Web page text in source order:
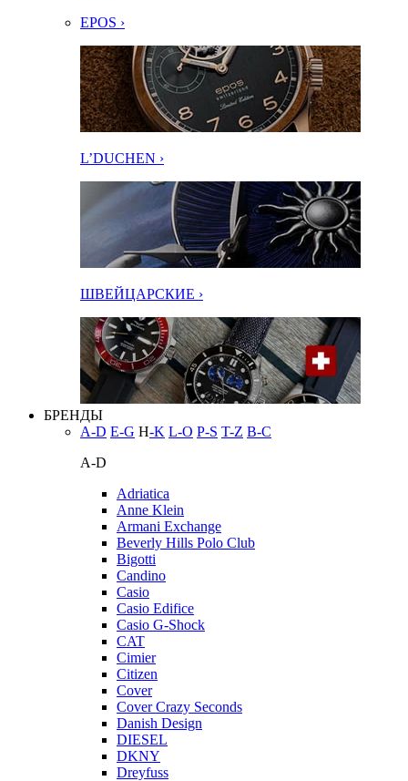
EPOS ›
L’DUCHEN ›
ШВЕЙЦАРСКИЕ ›
БРЕНДЫ
A-D E-G H-K L-O P-S T-Z В-С
A-D
Adriatica
Anne Klein
Armani Exchange
Beverly Hills Polo Club
Bigotti
Candino
Casio
Casio Edifice
Casio G-Shock
CAT
Cimier
Citizen
Cover
Cover Crazy Seconds
Danish Design
DIESEL
DKNY
Dreyfuss